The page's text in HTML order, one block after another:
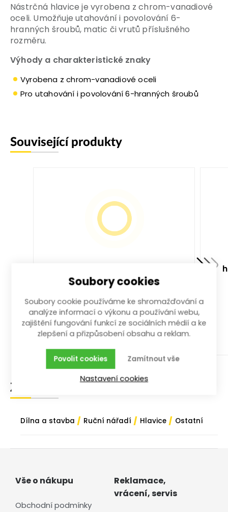
Nástrčná hlavice je vyrobena z chrom-vanadiové
oceli. Umožňuje utahování i povolování 6-
hranných šroubů, matic či vrutů příslušného
rozměru.
Výhody a charakteristické znaky
Vyrobena z chrom-vanadiové oceli
Pro utahování i povolování 6-hranných šroubů
Související produkty
celokovová 250 mm
více než 10 ks
499,00Kč/ kss DPH
Koupit
Zařazení zboží
Dílna a stavba / Ruční nářadí / Hlavice / Ostatní
Vše o nákupu
Obchodní podmínky
Reklamace,
vrácení, servis
Soubory cookies
Soubory cookie používáme ke shromažďování a
analýze informací o výkonu a používání webu,
zajištění fungování funkcí ze sociálních médií a ke
zlepšení a přizpůsobení obsahu a reklam.
Zamítnout vše
Povolit cookies
Nastavení cookies